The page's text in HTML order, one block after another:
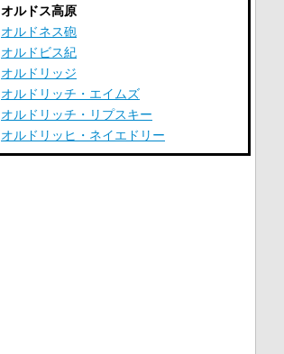
オルドス高原
オルドネス砲
オルドビス紀
オルドリッジ
オルドリッチ・エイムズ
オルドリッチ・リプスキー
オルドリッヒ・ネイエドリー